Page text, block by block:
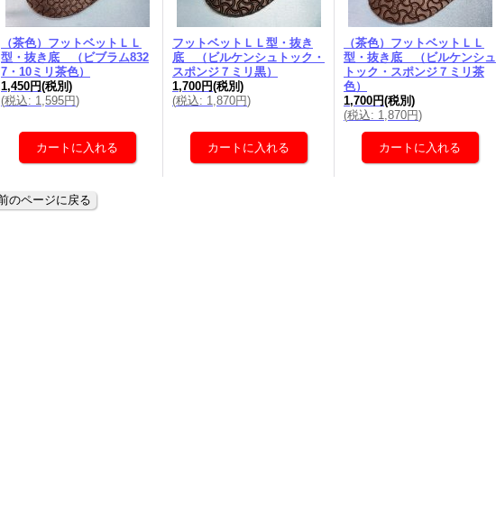
（茶色）フットベットＬＬ
型・抜き底 （ビブラム832
7・10ミリ茶色）
1,450円(税別)
(税込: 1,595円)
フットベットＬＬ型・抜き
底 （ビルケンシュトック・
スポンジ７ミリ黒）
1,700円(税別)
(税込: 1,870円)
（茶色）フットベットＬＬ
型・抜き底 （ビルケンシュ
トック・スポンジ７ミリ茶
色）
1,700円(税別)
(税込: 1,870円)